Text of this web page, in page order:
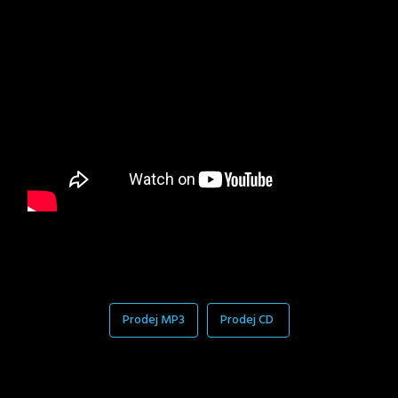
Prodej MP3 Prodej CD